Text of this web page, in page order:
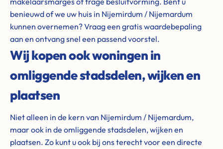
benieuwd of we uw huis in Nijemirdum / Nijemardum
kunnen overnemen? Vraag een gratis waardebepaling
aan en ontvang snel een passend voorstel.
Wij kopen ook woningen in
omliggende stadsdelen, wijken en
plaatsen
Niet alleen in de kern van Nijemirdum / Nijemardum,
maar ook in de omliggende stadsdelen, wijken en
plaatsen. Zo kunt u ook bij ons terecht voor een directe